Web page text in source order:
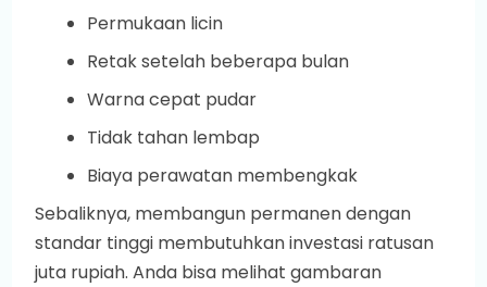
Permukaan licin
Retak setelah beberapa bulan
Warna cepat pudar
Tidak tahan lembap
Biaya perawatan membengkak
Sebaliknya, membangun permanen dengan
standar tinggi membutuhkan investasi ratusan
juta rupiah. Anda bisa melihat gambaran